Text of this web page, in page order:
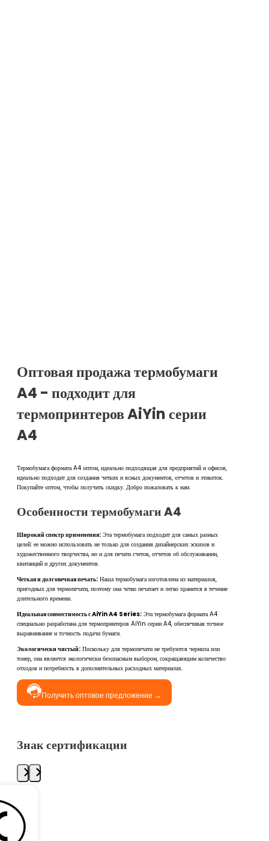
Оптовая продажа термобумаги
A4 - подходит для
термопринтеров AiYin серии
A4
Термобумага формата A4 оптом, идеально подходящая для предприятий и офисов,
идеально подходит для создания четких и ясных документов, отчетов и этикеток.
Покупайте оптом, чтобы получить скидку. Добро пожаловать к нам.
Особенности термобумаги A4
Широкий спектр применения: Эта термобумага подходит для самых разных
целей: ее можно использовать не только для создания дизайнерских эскизов и
художественного творчества, но и для печати счетов, отчетов об обслуживании,
квитанций и других документов.
Четкая и долговечная печать: Наша термобумага изготовлена из материалов,
пригодных для термопечати, поэтому она четко печатает и легко хранится в течение
длительного времени.
Идеальная совместимость с AiYin A4 Series: Эта термобумага формата A4
специально разработана для термопринтеров AiYin серии A4, обеспечивая точное
выравнивание и точность подачи бумаги.
Экологически чистый: Поскольку для термопечати не требуются чернила или
тонер, она является экологически безопасным выбором, сокращающим количество
отходов и потребность в дополнительных расходных материалах.
Получить оптовое предложение →
Знак сертификации